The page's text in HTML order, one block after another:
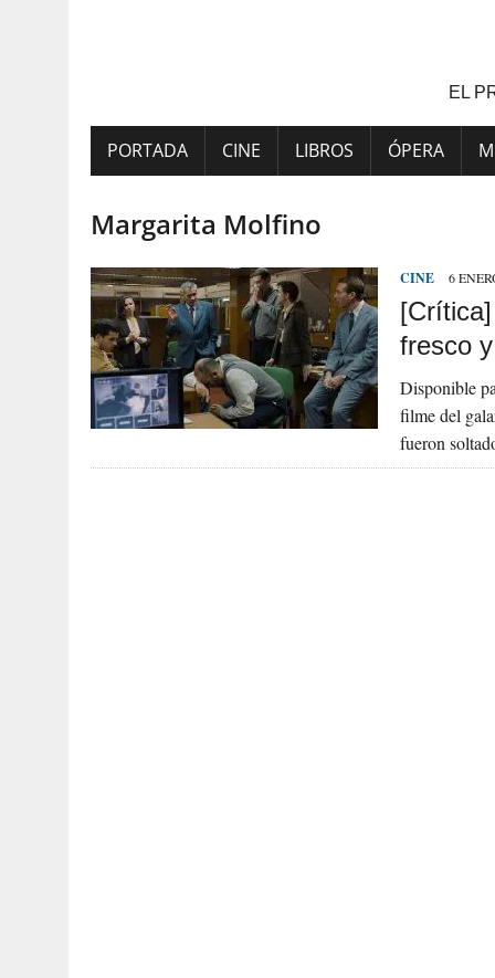
EL
PORTADA CINE LIBROS ÓPERA
Margarita Molfino
CINE 6
fresco
Disponible
filme del
fueron